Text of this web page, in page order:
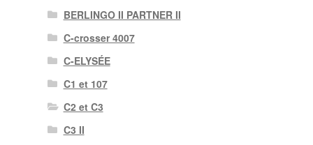
BERLINGO II PARTNER II
C-crosser 4007
C-ELYSÉE
C1 et 107
C2 et C3
C3 II